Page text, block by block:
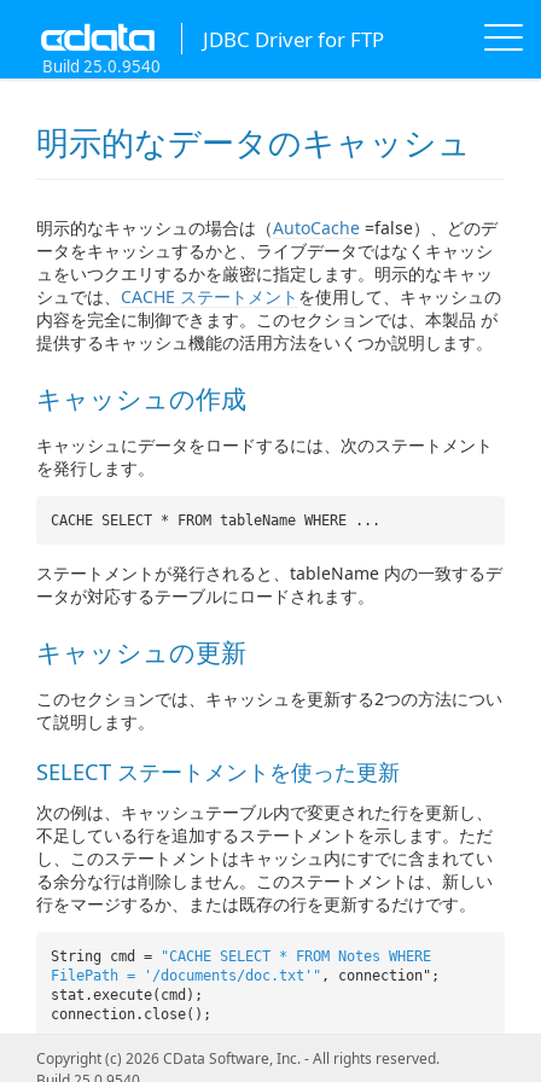
JDBC Driver for FTP
Build 25.0.9540
明示的なデータのキャッシュ
明示的なキャッシュの場合は（AutoCache =false）、どのデ
ータをキャッシュするかと、ライブデータではなくキャッシ
ュをいつクエリするかを厳密に指定します。明示的なキャッ
シュでは、 CACHE ステートメント を使用して、キャッシュの
内容を完全に制御できます。このセクションでは、本製品 が
提供するキャッシュ機能の活用方法をいくつか説明します。
キャッシュの作成
キャッシュにデータをロードするには、次のステートメント
を発行します。
CACHE SELECT * FROM tableName WHERE ...
ステートメントが発行されると、tableName 内の一致するデ
ータが対応するテーブルにロードされます。
キャッシュの更新
このセクションでは、キャッシュを更新する2つの方法につい
て説明します。
SELECT ステートメントを使った更新
次の例は、キャッシュテーブル内で変更された行を更新し、
不足している行を追加するステートメントを示します。ただ
し、このステートメントはキャッシュ内にすでに含まれてい
る余分な行は削除しません。このステートメントは、新しい
行をマージするか、または既存の行を更新するだけです。
String cmd =
"CACHE SELECT * FROM Notes WHERE
FilePath = '/documents/doc.txt'" , connection";
stat.execute(cmd);
connection.close();
Copyright (c) 2026 CData Software, Inc. - All rights reserved.